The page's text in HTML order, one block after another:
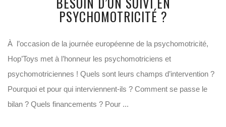
PSYCHOMOTRICITÉ ?
À l’occasion de la journée européenne de la psychomotricité,
Hop’Toys met à l’honneur les psychomotriciens et
psychomotriciennes ! Quels sont leurs champs d’intervention ?
Pourquoi et pour qui interviennent-ils ? Comment se passe le
bilan ? Quels financements ? Pour ...